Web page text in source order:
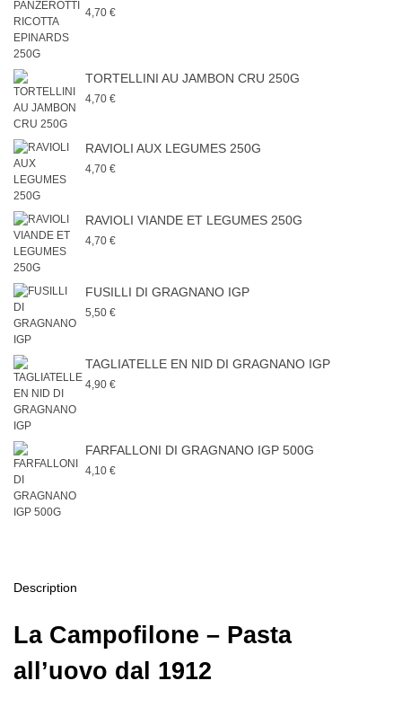
4,70 €
TORTELLINI AU JAMBON CRU 250G
4,70 €
RAVIOLI AUX LEGUMES 250G
4,70 €
RAVIOLI VIANDE ET LEGUMES 250G
4,70 €
FUSILLI DI GRAGNANO IGP
5,50 €
TAGLIATELLE EN NID DI GRAGNANO IGP
4,90 €
FARFALLONI DI GRAGNANO IGP 500G
4,10 €
Description
La Campofilone – Pasta
all’uovo dal 1912